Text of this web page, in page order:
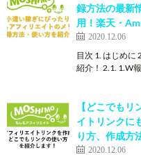
録方法の最新
用！楽天・
2020.12.06
目次 1. はじめに
紹介！ 2.1. 1.W
【どこでも
イトリンクに
り方、作成方
2020.12.06